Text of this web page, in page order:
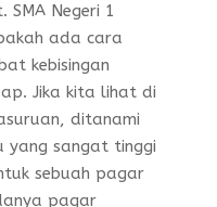
Negeri 1
ada cara
kebisingan
Jika kita lihat di
ditanami
yang sangat tinggi
sebuah pagar
pagar